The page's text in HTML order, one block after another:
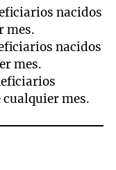
nacidos
mes.
nacidos
mes.
cualquier mes.